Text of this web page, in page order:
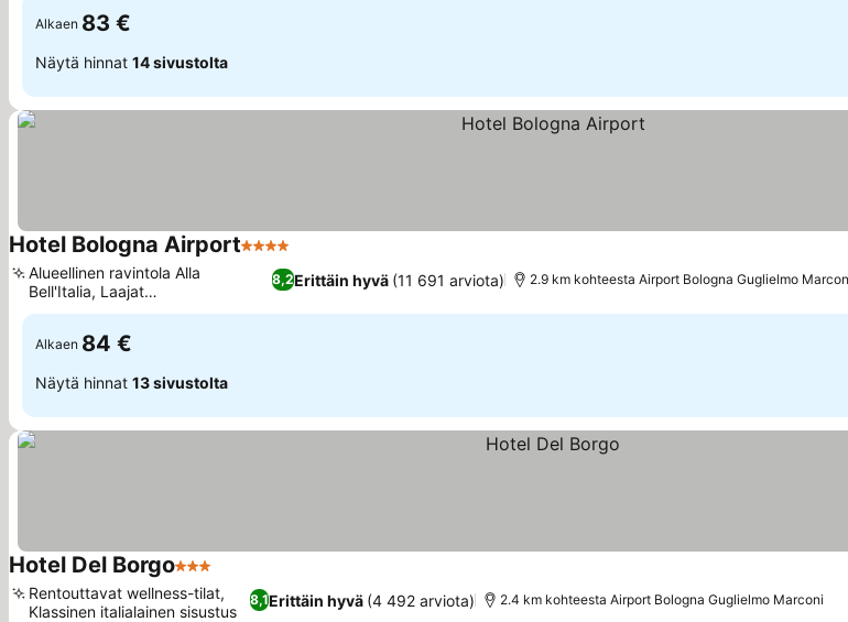
Alkaen 83 €
Näytä hinnat 14 sivustolta
Hotel Bologna Airport4 Tähtiluokitus
8,2Erittäin hyvä (11 691 arviota)
Alueellinen ravintola Alla
Bell'Italia, Laajat
pitkäaikaispysäköintitilat
2.9 km kohteesta Airport Bologna Guglielmo
Alkaen 84 €
Näytä hinnat 13 sivustolta
Hotel Del Borgo3 Tähtiluokitus
8,1Erittäin hyvä (4 492 arviota)
Rentouttavat wellness-tilat,
Klassinen italialainen sisustus
2.4 km kohteesta Airport Bologna Guglielmo Marconi